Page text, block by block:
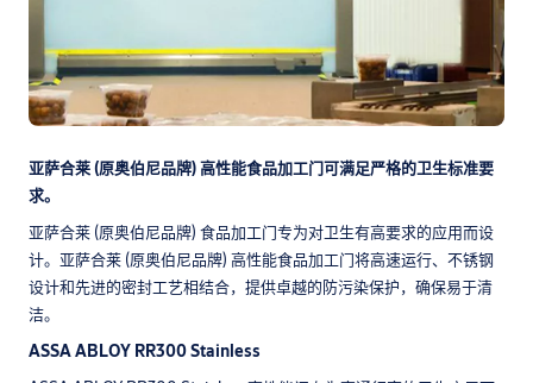
亚萨合莱 (原奥伯尼品牌) 高性能食品加工门可满足严格的卫生标准要
求。
亚萨合莱 (原奥伯尼品牌) 食品加工门专为对卫生有高要求的应用而设
计。亚萨合莱 (原奥伯尼品牌) 高性能食品加工门将高速运行、不锈钢
设计和先进的密封工艺相结合，提供卓越的防污染保护，确保易于清
洁。
ASSA ABLOY RR300 Stainless